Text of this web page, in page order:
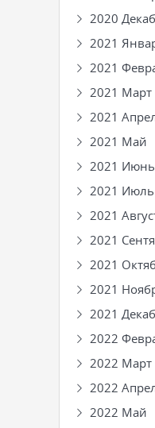
2020
2021
2021
2021 Март
2021
2021 Май
2021 Июнь
2021 Июль
2021
2021
2021
2021
2021
2022
2022 Март
2022
2022 Май